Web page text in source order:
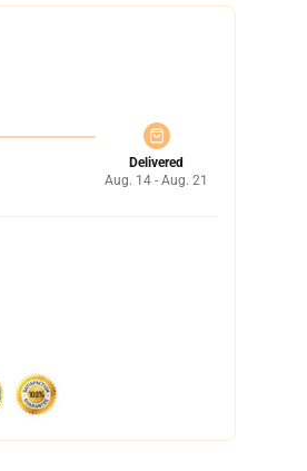
Delivered
Aug. 14 - Aug. 21